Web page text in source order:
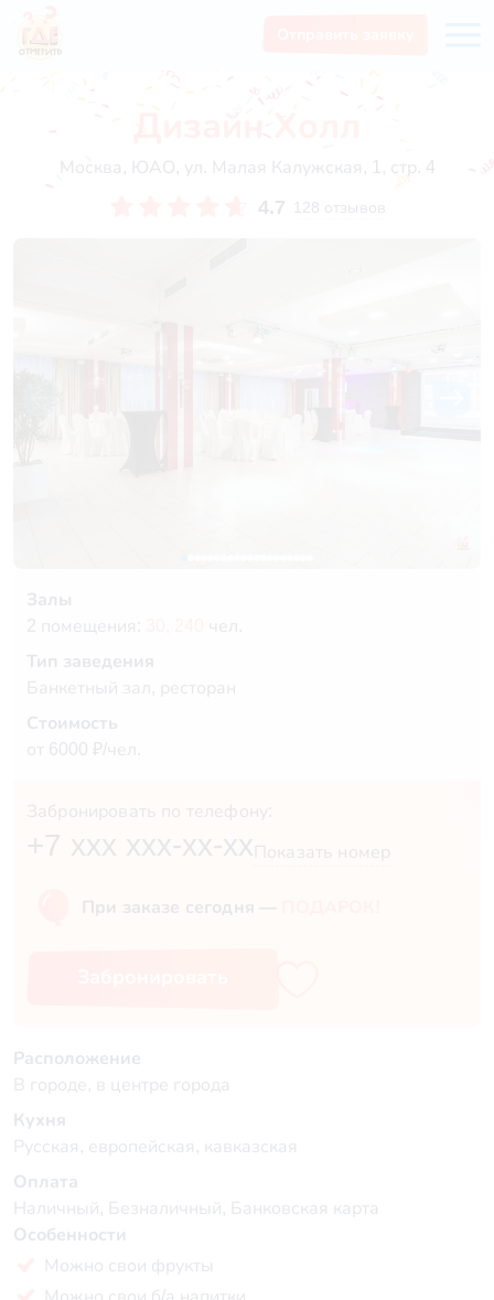
Дизайн Холл
Москва, ЮАО, ул. Малая Калужская, 1, стр. 4
4.7 128 отзывов
Залы
2 помещения:
чел.
Тип заведения
Банкетный зал, ресторан
Стоимость
от 6000 ₽/чел.
Забронировать по телефону:
+7 xxx xxx-xx-xx Показать номер
При заказе сегодня —
Расположение
В городе, в центре города
Кухня
Русская, европейская, кавказская
Оплата
Наличный, Безналичный, Банковская карта
Особенности
Можно свои фрукты
Можно свои б/а напитки